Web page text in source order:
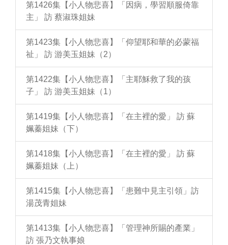
第1426集【小人物悲喜】「因病，學習順服倚靠
主」 訪 蔡淑珠姐妹
第1423集【小人物悲喜】「仰望耶和華的必蒙福
祉」 訪 游美玉姐妹（2）
第1422集【小人物悲喜】「主耶穌救了我的孩
子」 訪 游美玉姐妹（1）
第1419集【小人物悲喜】「在主裡的愛」 訪 蘇
姵蓁姐妹（下）
第1418集【小人物悲喜】「在主裡的愛」 訪 蘇
姵蓁姐妹（上）
第1415集【小人物悲喜】「患難中見主引領」訪
湯茂青姐妹
第1413集【小人物悲喜】「管理神所賜的產業」
訪 張乃文執事娘